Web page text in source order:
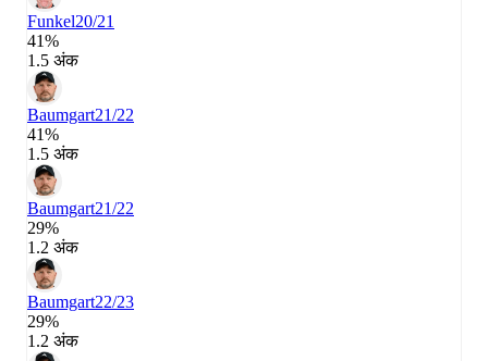
Funkel20/21
41%
1.5 अंक
Baumgart21/22
41%
1.5 अंक
Baumgart21/22
29%
1.2 अंक
Baumgart22/23
29%
1.2 अंक